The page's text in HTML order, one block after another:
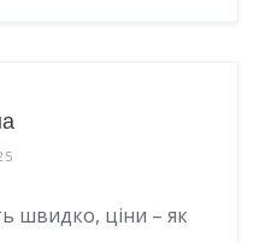
швидко, ціни – як